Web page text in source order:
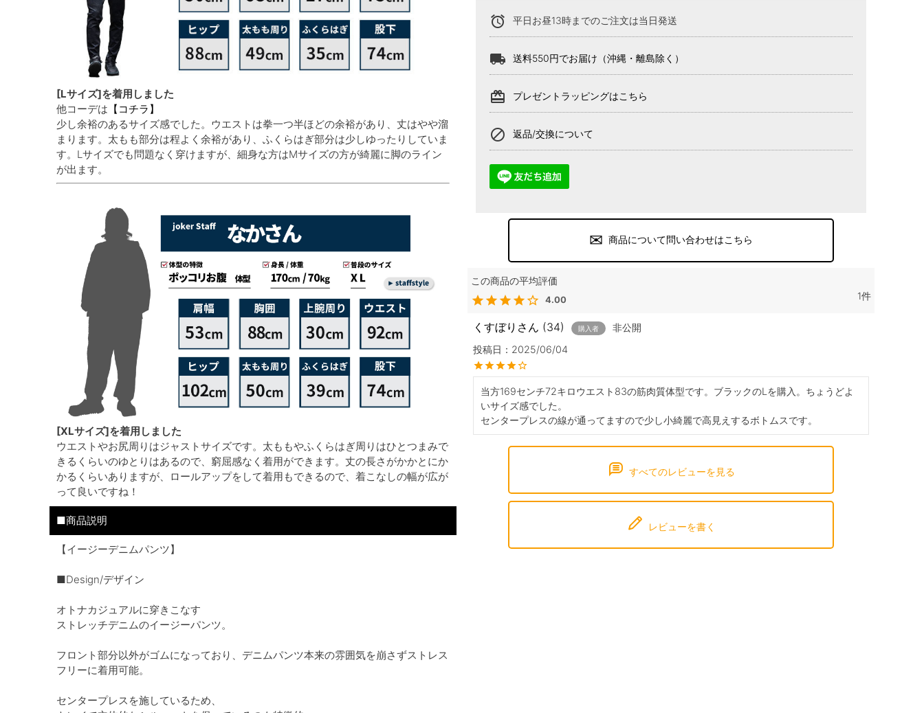
[Lサイズ]を着用しました
他コーデは 【コチラ】
少し余裕のあるサイズ感でした。ウエストは拳一つ半ほどの余裕があり、丈はやや溜
まります。太もも部分は程よく余裕があり、ふくらはぎ部分は少しゆったりしていま
す。Lサイズでも問題なく穿けますが、細身な方はMサイズの方が綺麗に脚のライン
が出ます。
[XLサイズ]を着用しました
ウエストやお尻周りはジャストサイズです。太ももやふくらはぎ周りはひとつまみで
きるくらいのゆとりはあるので、窮屈感なく着用ができます。丈の長さがかかとにか
かるくらいありますが、ロールアップをして着用もできるので、着こなしの幅が広が
って良いですね！
■商品説明
【イージーデニムパンツ】
■Design/デザイン
オトナカジュアルに穿きこなす
ストレッチデニムのイージーパンツ。
フロント部分以外がゴムになっており、デニムパンツ本来の雰囲気を崩さずストレス
フリーに着用可能。
センタープレスを施しているため、
alarm 平日お昼13時までのご注文は当日発送
local_shipping 送料550円でお届け（沖縄・離島除く）
card_giftcard プレゼントラッピングはこちら
block 返品/交換について
商品について問い合わせはこちら
4.00 1
くすぼり 34 購入者
非公開
投稿日
2025/06/04
当方169センチ72キロウエスト83の筋肉質体型です。ブラックのLを購入。ちょうどよ
いサイズ感でした。
センタープレスの線が通ってますので少し小綺麗で高見えするボトムスです。
すべてのレビューを見る
レビューを書く